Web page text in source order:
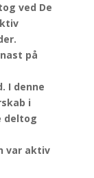
ved De
på
I denne
i
deltog
var aktiv